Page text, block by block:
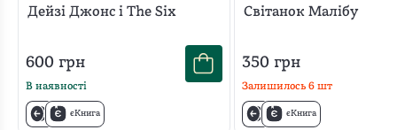
Дейзі Джонс і The Six
600 грн
В наявності
єКнига
Світанок Малібу
350грн
Залишилось 6шт
єКнига